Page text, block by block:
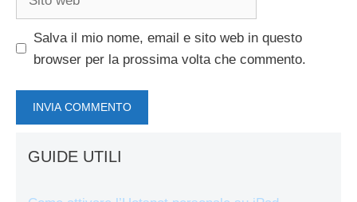
Salva il mio nome, email e sito web in questo
browser per la prossima volta che commento.
GUIDE UTILI